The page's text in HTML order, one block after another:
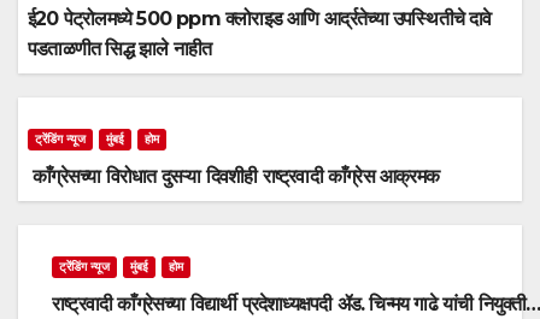
ई20 पेट्रोलमध्ये 500 ppm क्लोराइड आणि आर्द्रतेच्या उपस्थितीचे दावे
पडताळणीत सिद्ध झाले नाहीत
ट्रेंडिंग न्यूज मुंबई होम
काँग्रेसच्या विरोधात दुसऱ्या दिवशीही राष्ट्रवादी काँग्रेस आक्रमक
ट्रेंडिंग न्यूज मुंबई होम
राष्ट्रवादी काँग्रेसच्या विद्यार्थी प्रदेशाध्यक्षपदी ॲड. चिन्मय गाढे यांची नियुक्ती…